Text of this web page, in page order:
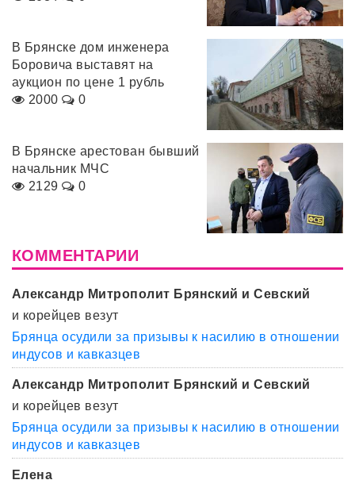
В Брянске дом инженера
Боровича выставят на
аукцион по цене 1 рубль
2000
0
В Брянске арестован бывший
начальник МЧС
2129
0
КОММЕНТАРИИ
Александр Митрополит Брянский и Севский
и корейцев везут
Брянца осудили за призывы к насилию в отношении
индусов и кавказцев
Александр Митрополит Брянский и Севский
и корейцев везут
Брянца осудили за призывы к насилию в отношении
индусов и кавказцев
Елена